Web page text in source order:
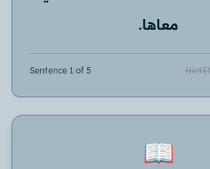
معاها.
Sentence 1 of 5 Hint
📖